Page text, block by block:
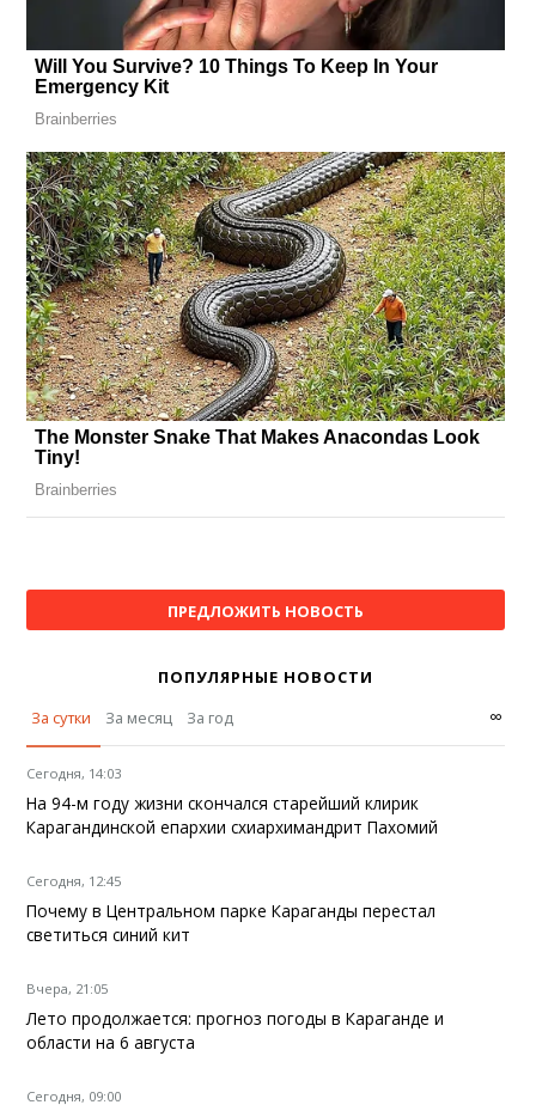
ПРЕДЛОЖИТЬ НОВОСТЬ
ПОПУЛЯРНЫЕ НОВОСТИ
За сутки
За месяц За год ∞
Сегодня, 14:03
На 94-м году жизни скончался старейший клирик
Карагандинской епархии схиархимандрит Пахомий
Сегодня, 12:45
Почему в Центральном парке Караганды перестал
светиться синий кит
Вчера, 21:05
Лето продолжается: прогноз погоды в Караганде и
области на 6 августа
Сегодня, 09:00